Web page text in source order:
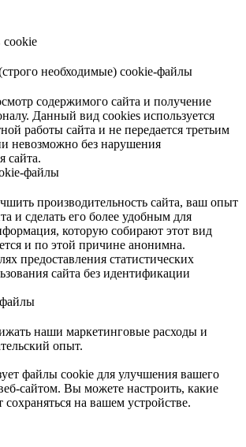
cookie
необходимые) cookie-файлы
содержимого сайта и получение
Данный вид cookies используется
работы сайта и не передается третьим
невозможно без нарушения
сайта.
файлы
производительность сайта, ваш опыт
и сделать его более удобным для
которую собирают этот вид
и по этой причине анонимна.
предоставления статистических
сайта без идентификации
наши маркетинговые расходы и
опыт.
файлы cookie для улучшения вашего
сайтом. Вы можете настроить, какие
на вашем устройстве.